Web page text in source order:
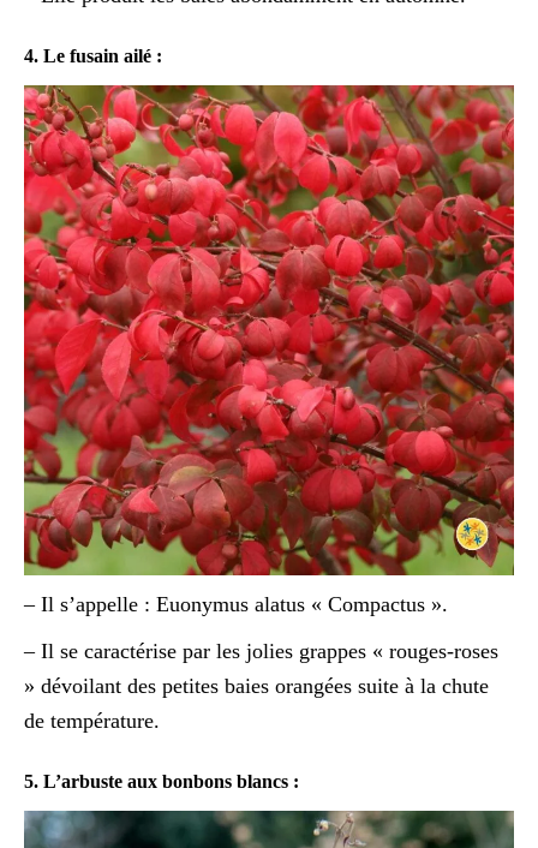
4. Le fusain ailé :
– Il s’appelle : Euonymus alatus « Compactus ».
– Il se caractérise par les jolies grappes « rouges-roses
» dévoilant des petites baies orangées suite à la chute
de température.
5. L’arbuste aux bonbons blancs :